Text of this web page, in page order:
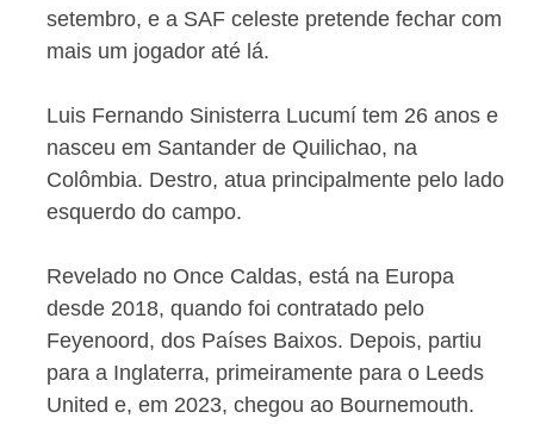
setembro, e a SAF celeste pretende fechar com
mais um jogador até lá.
Luis Fernando Sinisterra Lucumí tem 26 anos e
nasceu em Santander de Quilichao, na
Colômbia. Destro, atua principalmente pelo lado
esquerdo do campo.
Revelado no Once Caldas, está na Europa
desde 2018, quando foi contratado pelo
Feyenoord, dos Países Baixos. Depois, partiu
para a Inglaterra, primeiramente para o Leeds
United e, em 2023, chegou ao Bournemouth.